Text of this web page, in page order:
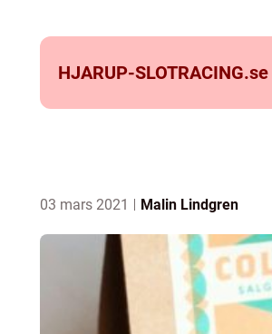
HJARUP-SLOTRACING.se
03 mars 2021 Malin Lindgren